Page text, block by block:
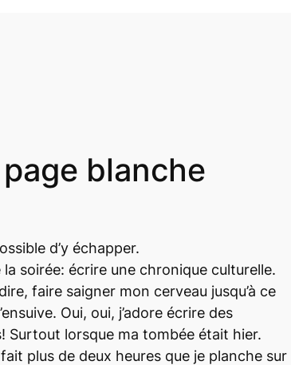
page blanche
d’y échapper.
soirée: écrire une chronique culturelle.
faire saigner mon cerveau jusqu’à ce
Oui, oui, j’adore écrire des
Surtout lorsque ma tombée était hier.
plus de deux heures que je planche sur